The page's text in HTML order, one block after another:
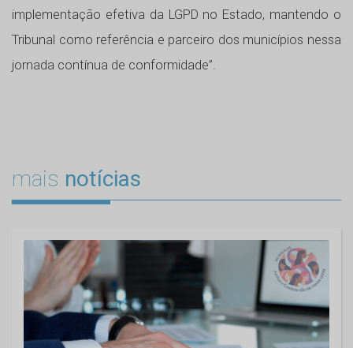
implementação efetiva da LGPD no Estado, mantendo o
Tribunal como referência e parceiro dos municípios nessa
jornada contínua de conformidade”.
mais notícias